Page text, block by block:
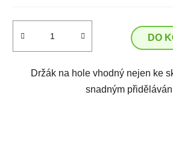
DO
Držák na hole vhodný nejen ke
snadným